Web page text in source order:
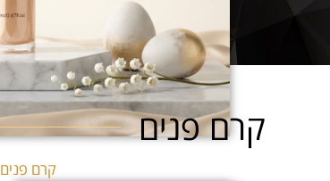
קרם פנים
קרם פנים